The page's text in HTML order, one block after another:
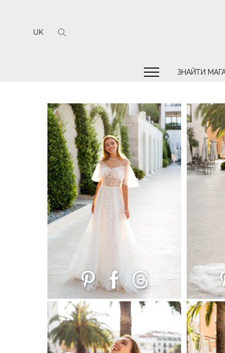
UK
ЗНАЙТИ